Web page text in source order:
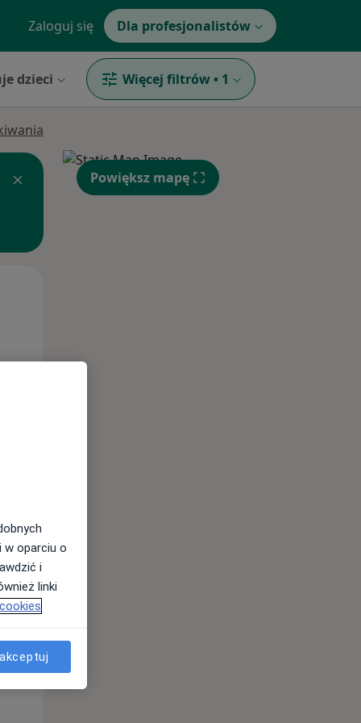
Zaloguj się Dla profesjonalistów
dzieci Więcej filtrów • 1
Czw,
13 Sie
Powiększ mapę
w oparciu o
i
linki